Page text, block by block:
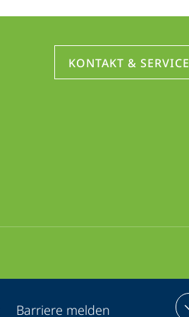
KONTAKT & SERVICE
Barriere melden